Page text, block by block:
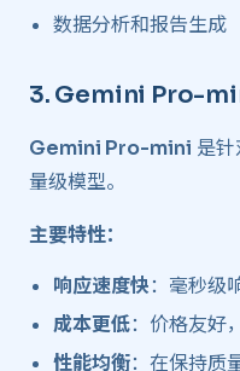
数据分析和报告生成
3. Gemini Pro-
Gemini Pro-mini 是
量级模型。
主要特性：
响应速度快：毫秒级
成本更低：价格友好
性能均衡：在保持质